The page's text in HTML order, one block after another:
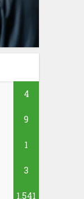
4
9
1
3
1.541